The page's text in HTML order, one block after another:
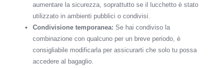
aumentare la sicurezza, soprattutto se il lucchetto è stato
utilizzato in ambienti pubblici o condivisi.
Condivisione temporanea: Se hai condiviso la
combinazione con qualcuno per un breve periodo, è
consigliabile modificarla per assicurarti che solo tu possa
accedere al bagaglio.